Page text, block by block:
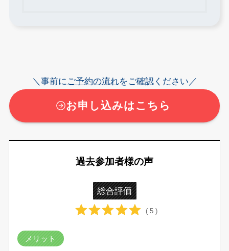
＼事前に ご予約の流れをご確認ください／
お申し込みはこちら
過去参加者様の声
総合評価
( 5 )
メリット